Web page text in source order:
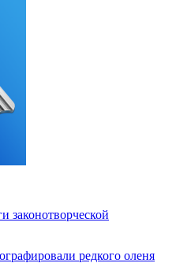
законотворческой
редкого оленя